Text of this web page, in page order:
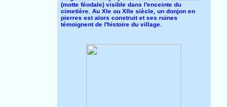
(motte féodale) visible dans l'enceinte du
cimetière. Au XIe ou XIIe siècle, un donjon en
pierres est alors construit et ses ruines
témoignent de l'histoire du village.